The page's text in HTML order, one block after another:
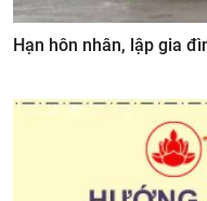
Hạn hôn nhân, lập gia